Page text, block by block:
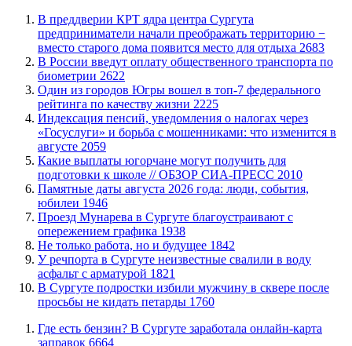
​В преддверии КРТ ядра центра Сургута
предприниматели начали преображать территорию −
вместо старого дома появится место для отдыха 2683
В России введут оплату общественного транспорта по
биометрии 2622
Один из городов Югры вошел в топ-7 федерального
рейтинга по качеству жизни 2225
​Индексация пенсий, уведомления о налогах через
«Госуслуги» и борьба с мошенниками: что изменится в
августе 2059
Какие выплаты югорчане могут получить для
подготовки к школе // ОБЗОР СИА-ПРЕСС 2010
​Памятные даты августа 2026 года: люди, события,
юбилеи 1946
​Проезд Мунарева в Сургуте благоустраивают с
опережением графика 1938
​Не только работа, но и будущее 1842
​У речпорта в Сургуте неизвестные свалили в воду
асфальт с арматурой 1821
В Сургуте подростки избили мужчину в сквере после
просьбы не кидать петарды 1760
​Где есть бензин? В Сургуте заработала онлайн-карта
заправок 6664